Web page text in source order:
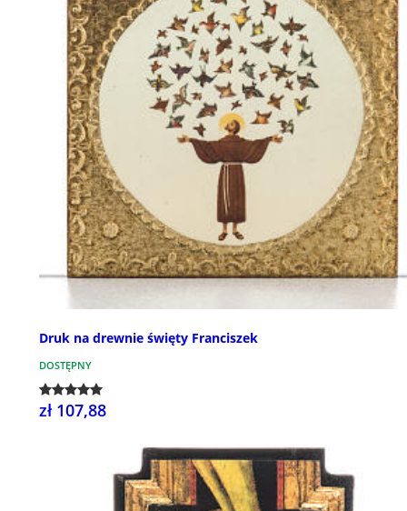
Druk na drewnie święty Franciszek
DOSTĘPNY
zł 107,88